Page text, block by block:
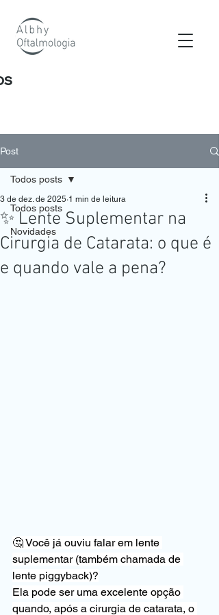
Post
Todos posts
Novidades
Todos posts
✨ Lente Suplementar na
Cirurgia de Catarata: o que é
e quando vale a pena?
3 de dez. de 2025 1 min de leitura
🤔 Você já ouviu falar em lente
suplementar (também chamada de
lente piggyback)?
Ela pode ser uma excelente opção
quando, após a cirurgia de catarata, o